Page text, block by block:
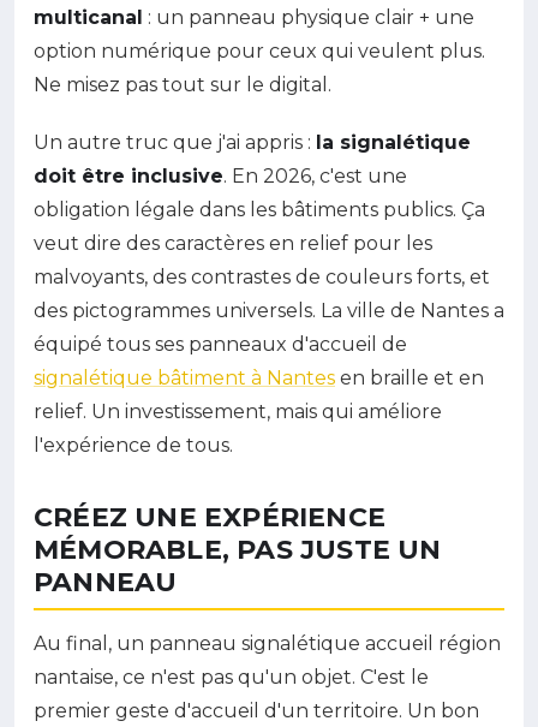
multicanal : un panneau physique clair + une
option numérique pour ceux qui veulent plus.
Ne misez pas tout sur le digital.
Un autre truc que j'ai appris : la signalétique
doit être inclusive. En 2026, c'est une
obligation légale dans les bâtiments publics. Ça
veut dire des caractères en relief pour les
malvoyants, des contrastes de couleurs forts, et
des pictogrammes universels. La ville de Nantes a
équipé tous ses panneaux d'accueil de
signalétique bâtiment à Nantes en braille et en
relief. Un investissement, mais qui améliore
l'expérience de tous.
CRÉEZ UNE EXPÉRIENCE
MÉMORABLE, PAS JUSTE UN
PANNEAU
Au final, un panneau signalétique accueil région
nantaise, ce n'est pas qu'un objet. C'est le
premier geste d'accueil d'un territoire. Un bon